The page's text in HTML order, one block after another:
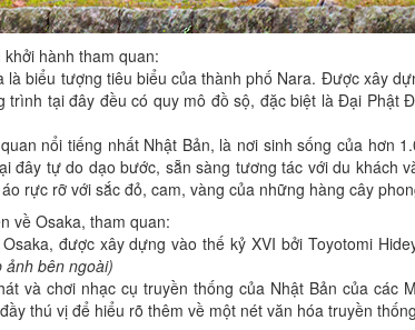
hành tham quan:
biểu tượng tiêu biểu của thành phố Nara. Được xây
tại đây đều có quy mô đồ sộ, đặc biệt là Đại
nổi tiếng nhất Nhật Bản, là nơi sinh sống của hơn
đây tự do dạo bước, sẵn sàng tương tác với du khách
rực rỡ với sắc đỏ, cam, vàng của những hàng cây
về Osaka, tham quan:
được xây dựng vào thế kỷ XVI bởi Toyotomi
ảnh bên ngoài)
và chơi nhạc cụ truyền thống của Nhật Bản của
thú vị để hiểu rõ thêm về một nét văn hóa truyền